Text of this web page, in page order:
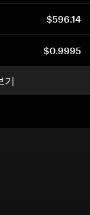
$596.14
$0.9995
기